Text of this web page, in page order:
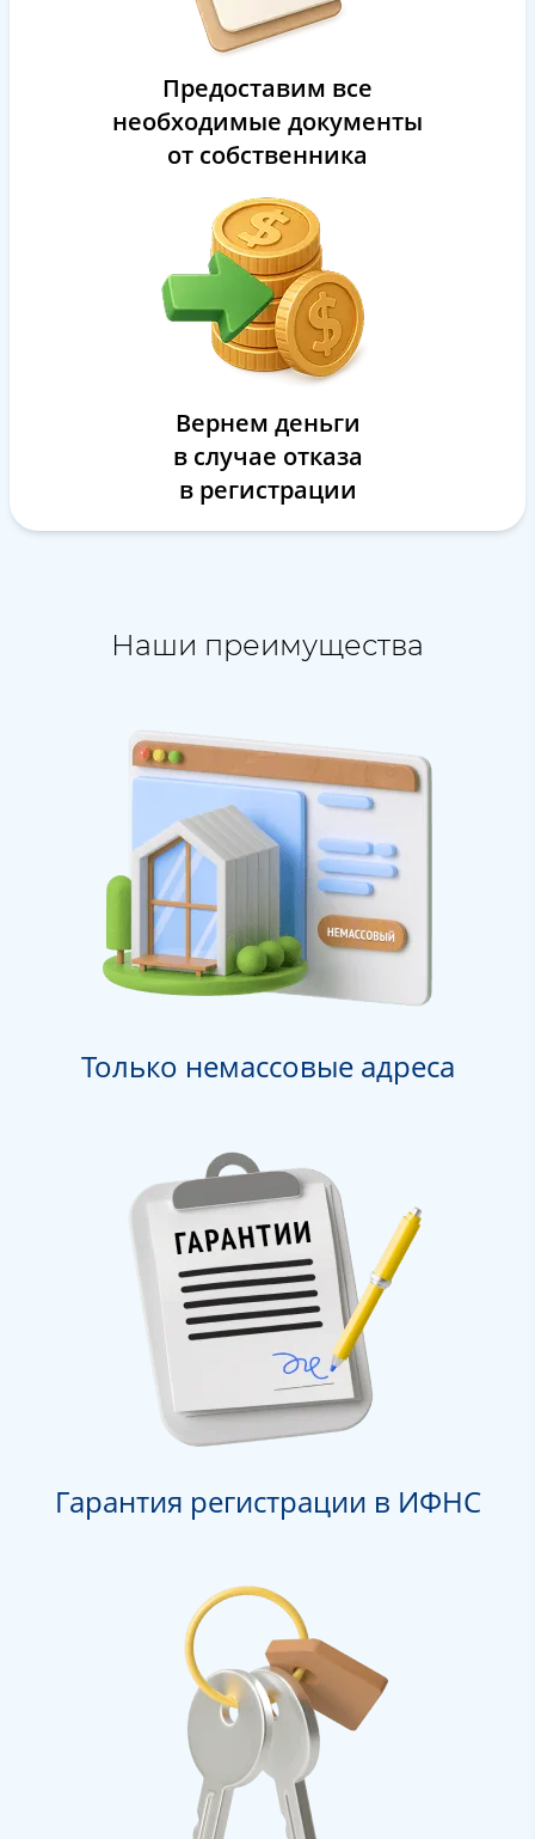
Предоставим все
необходимые документы
от собственника
Вернем деньги
в случае отказа
в регистрации
Наши преимущества
Только немассовые адреса
Гарантия регистрации в ИФНС